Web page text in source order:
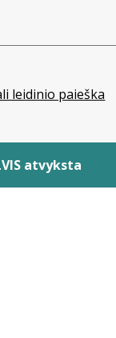
leidinio paieška
atvyksta